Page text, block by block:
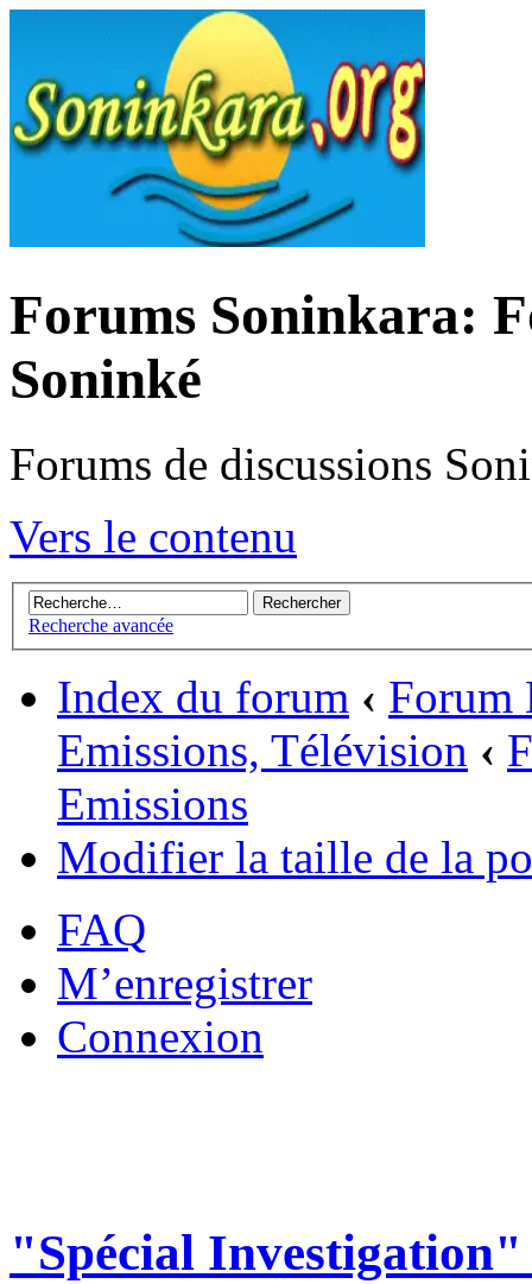
Forums Soninkara:
Soninké
Forums de discussions
Vers le contenu
Recherche avancée
Index du forum ‹ Forum
Emissions, Télévision ‹
Emissions
Modifier la taille de la
FAQ
M’enregistrer
Connexion
"Spécial